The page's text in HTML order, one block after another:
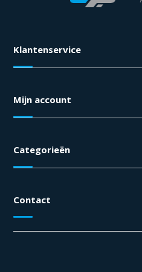
Klantenservice
Mijn account
Categorieën
Contact